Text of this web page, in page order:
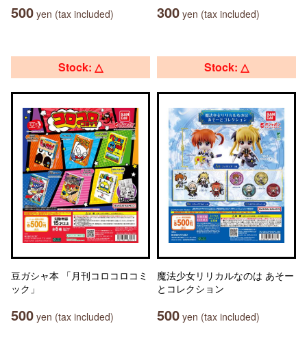
500 yen (tax included) 300 yen (tax included)
Stock: △
豆ガシャ本 「月刊コロコロコミ
ック」
500 yen (tax included)
Stock: △
魔法少女リリカルなのは あそー
とコレクション
500 yen (tax included)